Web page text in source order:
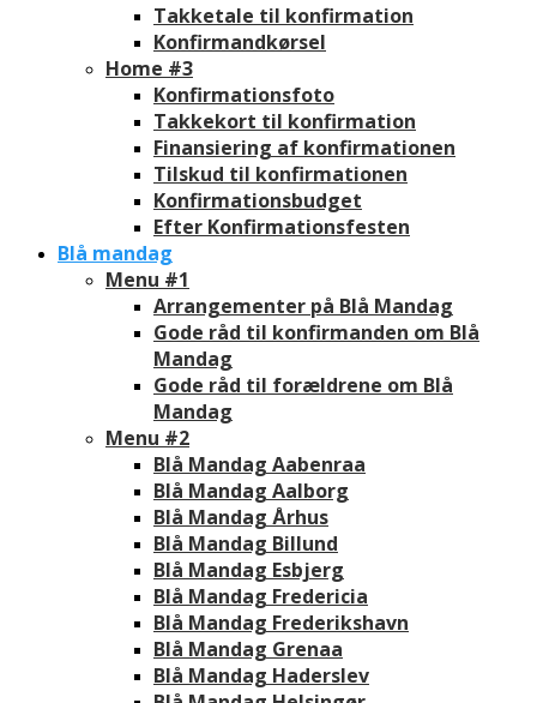
Takketale til konfirmation
Konfirmandkørsel
Home #3
Konfirmationsfoto
Takkekort til konfirmation
Finansiering af konfirmationen
Tilskud til konfirmationen
Konfirmationsbudget
Efter Konfirmationsfesten
Blå mandag
Menu #1
Arrangementer på Blå Mandag
Gode råd til konfirmanden om Blå
Mandag
Gode råd til forældrene om Blå
Mandag
Menu #2
Blå Mandag Aabenraa
Blå Mandag Aalborg
Blå Mandag Århus
Blå Mandag Billund
Blå Mandag Esbjerg
Blå Mandag Fredericia
Blå Mandag Frederikshavn
Blå Mandag Grenaa
Blå Mandag Haderslev